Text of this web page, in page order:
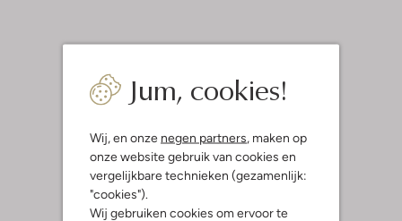
Jum, cookies!
Wij, en onze negen partners, maken op
onze website gebruik van cookies en
vergelijkbare technieken (gezamenlijk:
"cookies").
Wij gebruiken cookies om ervoor te